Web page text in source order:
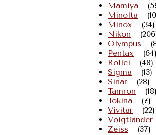
Mamiya
Minolta
Minox
(34)
Nikon
Olympus
Pentax
Rollei
(48)
Sigma
(13)
Sinar
(28)
Tamron
Tokina
(7)
Vivitar
(22)
Voigtländer
Zeiss
(37)